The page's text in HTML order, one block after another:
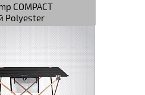
COMPACT
Polyester